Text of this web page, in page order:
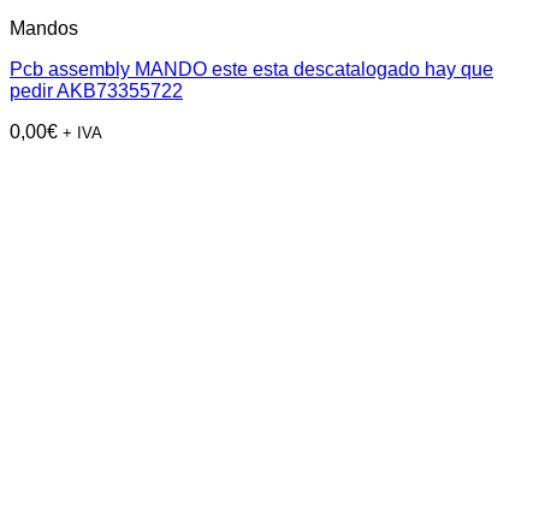
Mandos
Pcb assembly MANDO este esta descatalogado hay que
pedir AKB73355722
0,00€ + IVA